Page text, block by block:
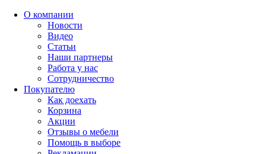
О компании
Новости
Видео
Статьи
Наши партнеры
Работа у нас
Сотрудничество
Покупателю
Как доехать
Корзина
Акции
Отзывы о мебели
Помощь в выборе